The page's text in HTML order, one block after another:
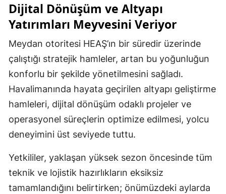
Dijital Dönüşüm ve Altyapı
Yatırımları Meyvesini Veriyor
Meydan otoritesi HEAŞ’ın bir süredir üzerinde
çalıştığı stratejik hamleler, artan bu yoğunluğun
konforlu bir şekilde yönetilmesini sağladı.
Havalimanında hayata geçirilen altyapı geliştirme
hamleleri, dijital dönüşüm odaklı projeler ve
operasyonel süreçlerin optimize edilmesi, yolcu
deneyimini üst seviyede tuttu.
Yetkililer, yaklaşan yüksek sezon öncesinde tüm
teknik ve lojistik hazırlıkların eksiksiz
tamamlandığını belirtirken; önümüzdeki aylarda